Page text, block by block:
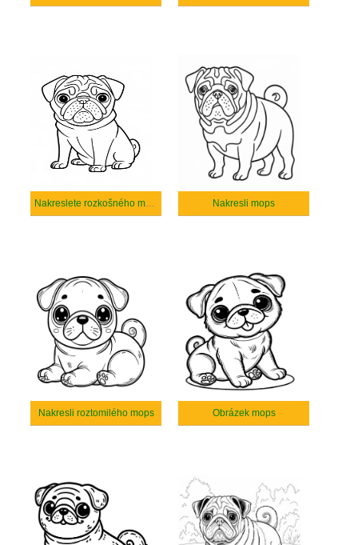
Nakreslete rozkošného mops Nakresli mops
Nakresli roztomilého mops Obrázek mops